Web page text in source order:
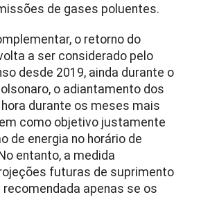
de gases poluentes.
o retorno do
a ser considerado pelo
desde 2019, ainda durante o
o adiantamento dos
durante os meses mais
como objetivo justamente
de energia no horário de
entanto, a medida
futuras de suprimento
recomendada apenas se os